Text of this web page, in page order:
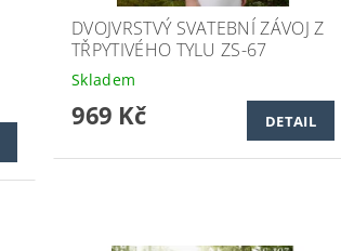
DVOJVRSTVÝ SVATEBNÍ ZÁVOJ Z
TŘPYTIVÉHO TYLU ZS-67
Skladem
969 Kč DETAIL